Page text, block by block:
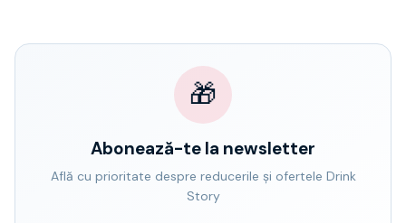
🎁
Abonează-te la newsletter
Află cu prioritate despre reducerile și ofertele Drink
Story